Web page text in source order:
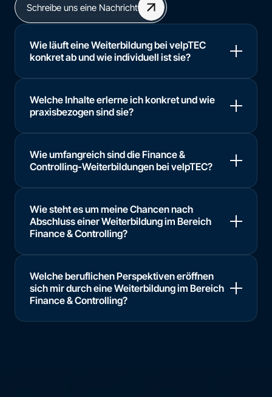
Schreibe uns eine Nachricht
Wie läuft eine Weiterbildung bei velpTEC
konkret ab und wie individuell ist sie?
Welche Inhalte erlerne ich konkret und wie
praxisbezogen sind sie?
Wie umfangreich sind die Finance &
Controlling-Weiterbildungen bei velpTEC?
Wie steht es um meine Chancen nach
Abschluss einer Weiterbildung im Bereich
Finance & Controlling?
Welche beruflichen Perspektiven eröffnen
sich mir durch eine Weiterbildung im Bereich
Finance & Controlling?